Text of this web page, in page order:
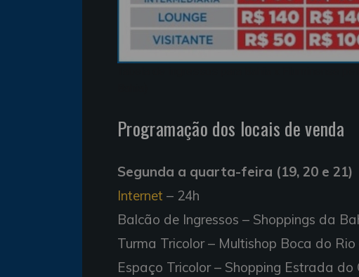
Programação dos locais de venda
Segunda a quarta-feira (19, 20 e 21)
Internet – 24h
Balcão de Ingressos – Shoppings da
Turma Tricolor – Multishop Boca do Rio
Espaço Tricolor – Shopping Estrada do